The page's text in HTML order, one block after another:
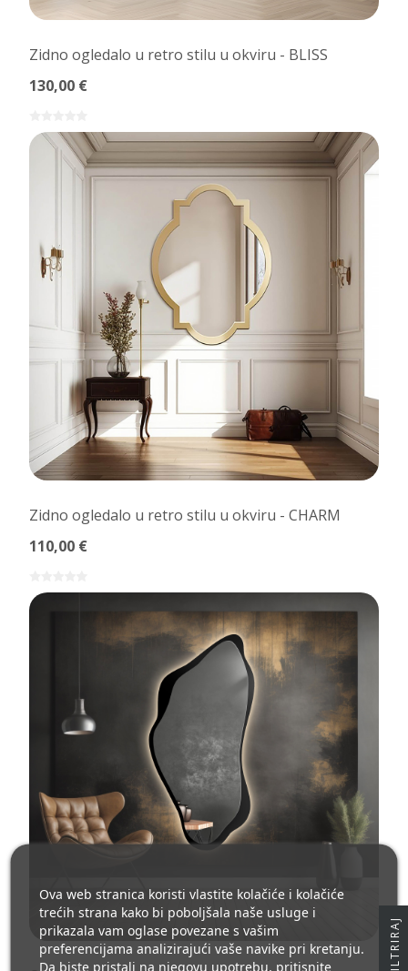
Zidno ogledalo u retro stilu u okviru - BLISS
130,00 €
Zidno ogledalo u retro stilu u okviru - CHARM
110,00 €
Ova web stranica koristi vlastite kolačiće i kolačiće
trećih strana kako bi poboljšala naše usluge i
prikazala vam oglase povezane s vašim
preferencijama analizirajući vaše navike pri kretanju.
Da biste pristali na njegovu upotrebu, pritisnite
J